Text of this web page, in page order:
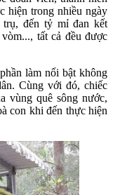
hiện trong nhiều ngày
đến tỷ mỉ đan kết
tất cả đều được
làm nổi bật không
Cùng với đó, chiếc
vùng quê sông nước,
con khi đến thực hiện